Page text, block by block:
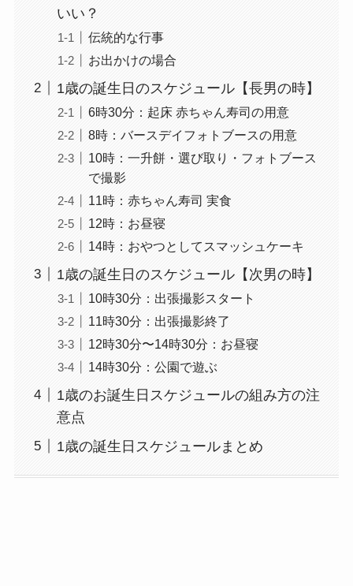
いい？
伝統的な行事
お出かけの場合
1歳の誕生日のスケジュール【長男の時】
6時30分：起床 赤ちゃん寿司の用意
8時：バースデイフォトブースの用意
10時：一升餅・選び取り・フォトブース
で撮影
11時：赤ちゃん寿司 実食
12時：お昼寝
14時：おやつとしてスマッシュケーキ
1歳の誕生日のスケジュール【次男の時】
10時30分：出張撮影スタート
11時30分：出張撮影終了
12時30分〜14時30分：お昼寝
14時30分：公園で遊ぶ
1歳のお誕生日スケジュールの組み方の注
意点
1歳の誕生日スケジュールまとめ